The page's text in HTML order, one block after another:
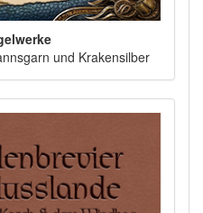
und Krakensilber